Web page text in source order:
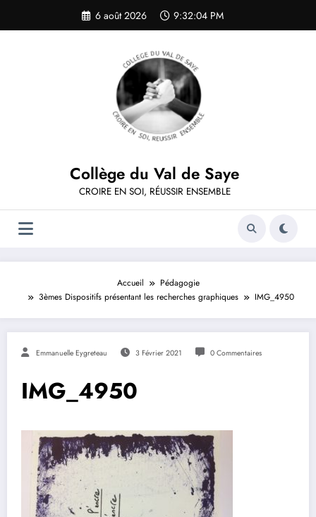
contenu
6 août 2026 9:32:04 PM
Collège du Val de Saye
CROIRE EN SOI, RÉUSSIR ENSEMBLE
Accueil
Pédagogie
3èmes Dispositifs présentant les recherches graphiques
IMG_4950
Emmanuelle Eygreteau 3 Février 2021 0 Commentaires
IMG_4950